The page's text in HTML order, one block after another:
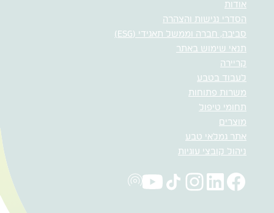
אודות
הסדרי נגישות והצהרה
סביבה, חברה וממשל תאגידי (ESG)
תנאי שימוש באתר
קריירה
לעבוד בטבע
משרות פתוחות
תחומי טיפול
מוצרים
אתר גמלאי טבע
ניהול קובצי עוגיות